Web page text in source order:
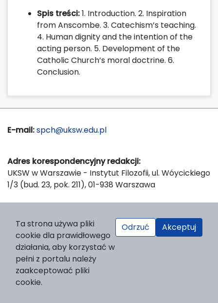
Spis treści:1. Introduction. 2. Inspiration
from Anscombe. 3. Catechism’s teaching.
4. Human dignity and the intention of the
acting person. 5. Development of the
Catholic Church’s moral doctrine. 6.
Conclusion.
E-mail:spch@uksw.edu.pl
Adres korespondencyjny redakcji:
UKSW w Warszawie - Instytut Filozofii, ul. Wóycickiego
1/3 (bud. 23, pok. 211), 01-938 Warszawa
Wydawnictwo Naukowe UKSW, ul. Dewajtis 5, domek
nr 2, 01-815 Warszawa
Strona WWW Wydawnictwa
e-mail: wydawnictwo@uksw.edu.pl
Ta strona używa pliki
cookie dla prawidłowego
działania, aby korzystać w
pełni z portalu należy
zaakceptować pliki
cookie.
Odrzuć Akceptuj